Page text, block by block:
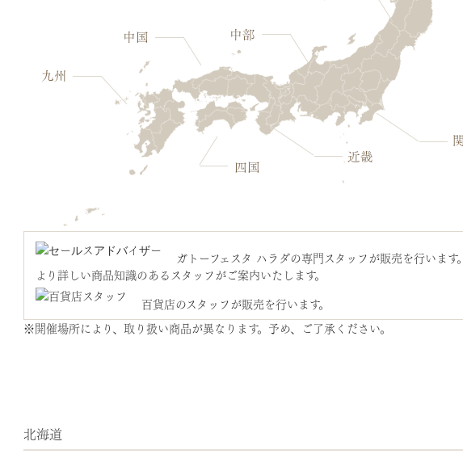
ガトーフェスタ ハラダの専門スタッフが販売を行います
より詳しい商品知識のあるスタッフがご案内いたします。
百貨店のスタッフが販売を行います。
※開催場所により、取り扱い商品が異なります。予め、ご了承ください。
北海道